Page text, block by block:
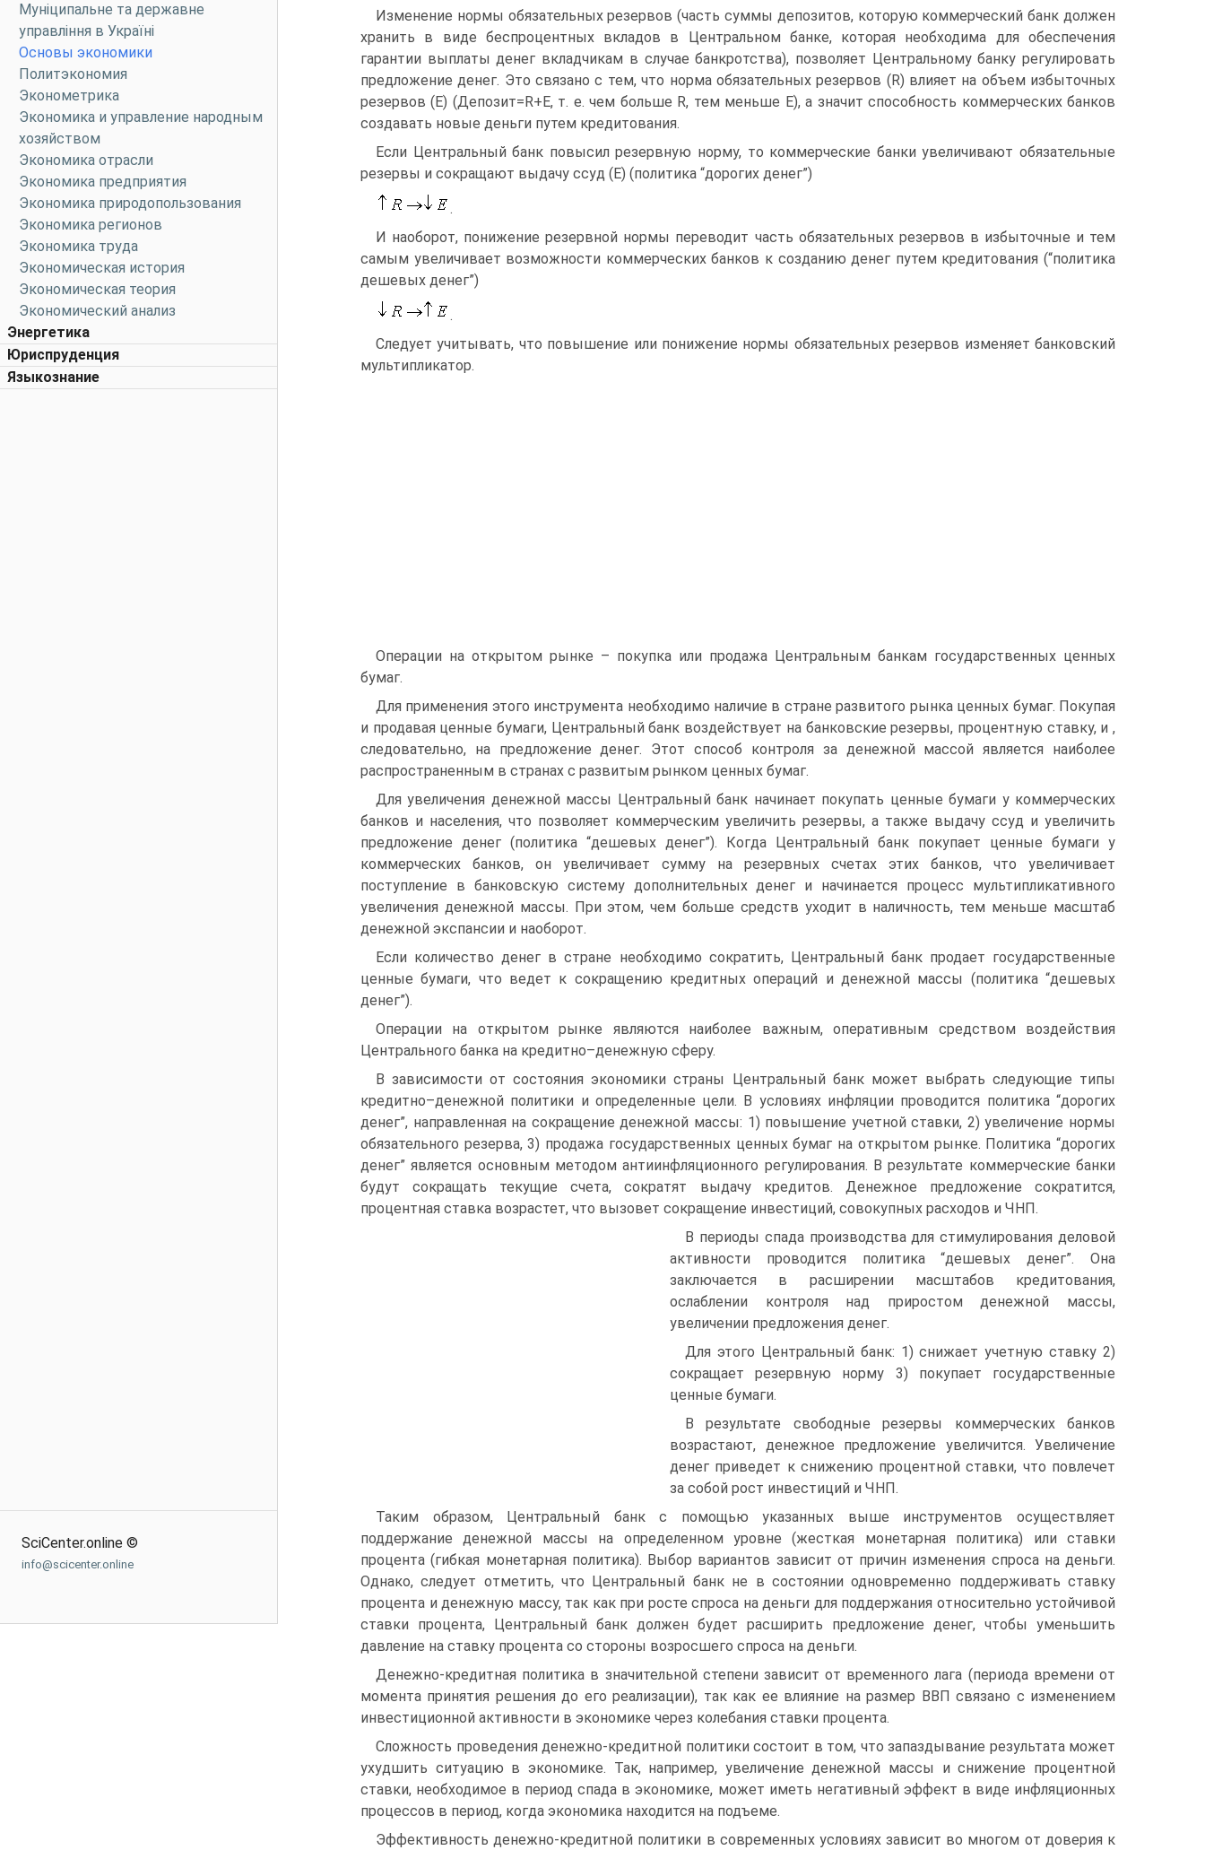
Муніципальне та державне
управління в Україні
Основы экономики
Политэкономия
Эконометрика
Экономика и управление народным
хозяйством
Экономика отрасли
Экономика предприятия
Экономика природопользования
Экономика регионов
Экономика труда
Экономическая история
Экономическая теория
Экономический анализ
Энергетика
Юриспруденция
Языкознание
SciCenter.online ©
info@scicenter.online
Изменение нормы обязательных резервов (часть суммы депозитов, которую коммерческий банк должен
хранить в виде беспроцентных вкладов в Центральном банке, которая необходима для обеспечения
гарантии выплаты денег вкладчикам в случае банкротства), позволяет Центральному банку регулировать
предложение денег. Это связано с тем, что норма обязательных резервов (R) влияет на объем избыточных
резервов (Е) (Депозит=R+E, т. е. чем больше R, тем меньше Е), а значит способность коммерческих банков
создавать новые деньги путем кредитования.
Если Центральный банк повысил резервную норму, то коммерческие банки увеличивают обязательные
резервы и сокращают выдачу ссуд (Е) (политика “дорогих денег”)
.
И наоборот, понижение резервной нормы переводит часть обязательных резервов в избыточные и тем
самым увеличивает возможности коммерческих банков к созданию денег путем кредитования (“политика
дешевых денег”)
.
Следует учитывать, что повышение или понижение нормы обязательных резервов изменяет банковский
мультипликатор.
Операции на открытом рынке – покупка или продажа Центральным банкам государственных ценных
бумаг.
Для применения этого инструмента необходимо наличие в стране развитого рынка ценных бумаг. Покупая
и продавая ценные бумаги, Центральный банк воздействует на банковские резервы, процентную ставку, и ,
следовательно, на предложение денег. Этот способ контроля за денежной массой является наиболее
распространенным в странах с развитым рынком ценных бумаг.
Для увеличения денежной массы Центральный банк начинает покупать ценные бумаги у коммерческих
банков и населения, что позволяет коммерческим увеличить резервы, а также выдачу ссуд и увеличить
предложение денег (политика “дешевых денег”). Когда Центральный банк покупает ценные бумаги у
коммерческих банков, он увеличивает сумму на резервных счетах этих банков, что увеличивает
поступление в банковскую систему дополнительных денег и начинается процесс мультипликативного
увеличения денежной массы. При этом, чем больше средств уходит в наличность, тем меньше масштаб
денежной экспансии и наоборот.
Если количество денег в стране необходимо сократить, Центральный банк продает государственные
ценные бумаги, что ведет к сокращению кредитных операций и денежной массы (политика “дешевых
денег”).
Операции на открытом рынке являются наиболее важным, оперативным средством воздействия
Центрального банка на кредитно–денежную сферу.
В зависимости от состояния экономики страны Центральный банк может выбрать следующие типы
кредитно–денежной политики и определенные цели. В условиях инфляции проводится политика “дорогих
денег”, направленная на сокращение денежной массы: 1) повышение учетной ставки, 2) увеличение нормы
обязательного резерва, 3) продажа государственных ценных бумаг на открытом рынке. Политика “дорогих
денег” является основным методом антиинфляционного регулирования. В результате коммерческие банки
будут сокращать текущие счета, сократят выдачу кредитов. Денежное предложение сократится,
процентная ставка возрастет, что вызовет сокращение инвестиций, совокупных расходов и ЧНП.
В периоды спада производства для стимулирования деловой
активности проводится политика “дешевых денег”. Она
заключается в расширении масштабов кредитования,
ослаблении контроля над приростом денежной массы,
увеличении предложения денег.
Для этого Центральный банк: 1) снижает учетную ставку 2)
сокращает резервную норму 3) покупает государственные
ценные бумаги.
В результате свободные резервы коммерческих банков
возрастают, денежное предложение увеличится. Увеличение
денег приведет к снижению процентной ставки, что повлечет
за собой рост инвестиций и ЧНП.
Таким образом, Центральный банк с помощью указанных выше инструментов осуществляет
поддержание денежной массы на определенном уровне (жесткая монетарная политика) или ставки
процента (гибкая монетарная политика). Выбор вариантов зависит от причин изменения спроса на деньги.
Однако, следует отметить, что Центральный банк не в состоянии одновременно поддерживать ставку
процента и денежную массу, так как при росте спроса на деньги для поддержания относительно устойчивой
ставки процента, Центральный банк должен будет расширить предложение денег, чтобы уменьшить
давление на ставку процента со стороны возросшего спроса на деньги.
Денежно-кредитная политика в значительной степени зависит от временного лага (периода времени от
момента принятия решения до его реализации), так как ее влияние на размер ВВП связано с изменением
инвестиционной активности в экономике через колебания ставки процента.
Сложность проведения денежно-кредитной политики состоит в том, что запаздывание результата может
ухудшить ситуацию в экономике. Так, например, увеличение денежной массы и снижение процентной
ставки, необходимое в период спада в экономике, может иметь негативный эффект в виде инфляционных
процессов в период, когда экономика находится на подъеме.
Эффективность денежно-кредитной политики в современных условиях зависит во многом от доверия к